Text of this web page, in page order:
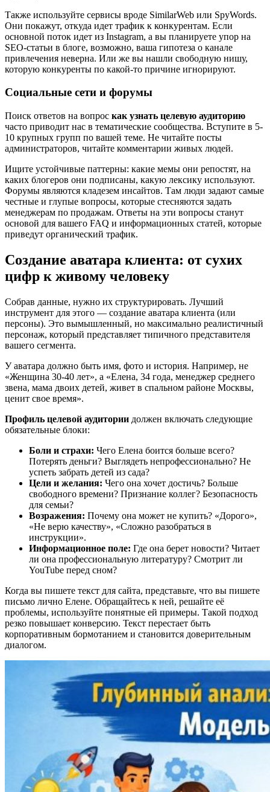
Также используйте сервисы вроде SimilarWeb или SpyWords.
Они покажут, откуда идет трафик к конкурентам. Если
основной поток идет из Instagram, а вы планируете упор на
SEO-статьи в блоге, возможно, ваша гипотеза о канале
привлечения неверна. Или же вы нашли свободную нишу,
которую конкуренты по какой-то причине игнорируют.
Социальные сети и форумы
Поиск ответов на вопрос как узнать целевую аудиторию
часто приводит нас в тематические сообщества. Вступите в 5-
10 крупных групп по вашей теме. Не читайте посты
администраторов, читайте комментарии живых людей.
Ищите устойчивые паттерны: какие мемы они репостят, на
каких блогеров они подписаны, какую лексику используют.
Форумы являются кладезем инсайтов. Там люди задают самые
честные и глупые вопросы, которые стесняются задать
менеджерам по продажам. Ответы на эти вопросы станут
основой для вашего FAQ и информационных статей, которые
приведут органический трафик.
Создание аватара клиента: от сухих
цифр к живому человеку
Собрав данные, нужно их структурировать. Лучший
инструмент для этого — создание аватара клиента (или
персоны). Это вымышленный, но максимально реалистичный
персонаж, который представляет типичного представителя
вашего сегмента.
У аватара должно быть имя, фото и история. Например, не
«Женщина 30-40 лет», а «Елена, 34 года, менеджер среднего
звена, мама двоих детей, живет в спальном районе Москвы,
ценит свое время».
Профиль целевой аудитории должен включать следующие
обязательные блоки:
Боли и страхи: Чего Елена боится больше всего?
Потерять деньги? Выглядеть непрофессионально? Не
успеть забрать детей из сада?
Цели и желания: Чего она хочет достичь? Больше
свободного времени? Признание коллег? Безопасность
для семьи?
Возражения: Почему она может не купить? «Дорого»,
«Не верю качеству», «Сложно разобраться в
инструкции».
Информационное поле: Где она берет новости? Читает
ли она профессиональную литературу? Смотрит ли
YouTube перед сном?
Когда вы пишете текст для сайта, представьте, что вы пишете
письмо лично Елене. Обращайтесь к ней, решайте её
проблемы, используйте понятные ей примеры. Такой подход
резко повышает конверсию. Текст перестает быть
корпоративным бормотанием и становится доверительным
диалогом.